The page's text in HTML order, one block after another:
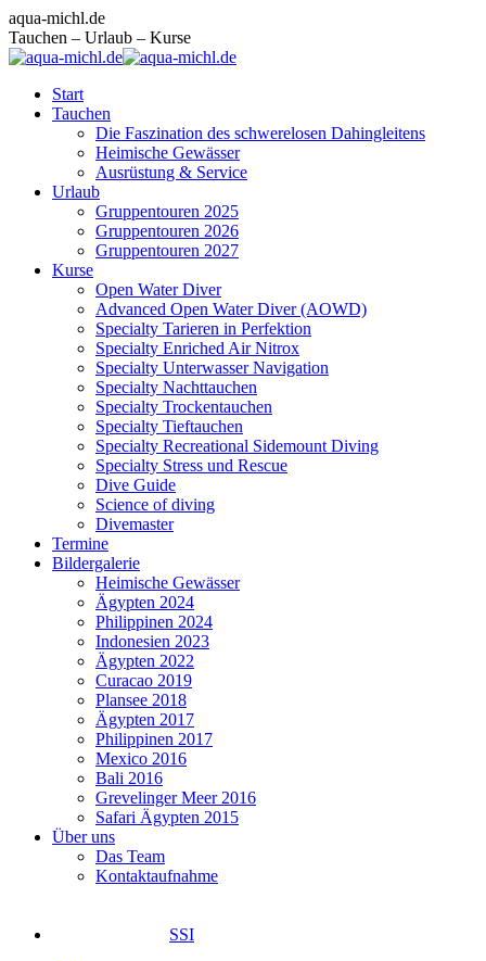
Zum
Inhalt
springen
Facebook
page
opens
new
window
Instagram
page
opens
new
window
E-
Mail
page
new
aqua-michl.de
Tauchen – Urlaub – Kurse
Start
Tauchen
Die Faszination des schwerelosen Dahingleitens
Heimische Gewässer
Ausrüstung & Service
Urlaub
Gruppentouren 2025
Gruppentouren 2026
Gruppentouren 2027
Kurse
Open Water Diver
Advanced Open Water Diver (AOWD)
Specialty Tarieren in Perfektion
Specialty Enriched Air Nitrox
Specialty Unterwasser Navigation
Specialty Nachttauchen
Specialty Trockentauchen
Specialty Tieftauchen
Specialty Recreational Sidemount Diving
Specialty Stress und Rescue
Dive Guide
Science of diving
Divemaster
Termine
Bildergalerie
Heimische Gewässer
Ägypten 2024
Philippinen 2024
Indonesien 2023
Ägypten 2022
Curacao 2019
Plansee 2018
Ägypten 2017
Philippinen 2017
Mexico 2016
Bali 2016
Grevelinger Meer 2016
Safari Ägypten 2015
Über uns
Das Team
Kontaktaufnahme
SSI